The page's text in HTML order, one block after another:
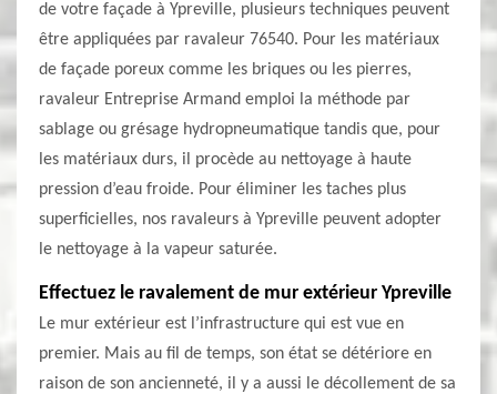
de votre façade à Ypreville, plusieurs techniques peuvent
être appliquées par ravaleur 76540. Pour les matériaux
de façade poreux comme les briques ou les pierres,
ravaleur Entreprise Armand emploi la méthode par
sablage ou grésage hydropneumatique tandis que, pour
les matériaux durs, il procède au nettoyage à haute
pression d’eau froide. Pour éliminer les taches plus
superficielles, nos ravaleurs à Ypreville peuvent adopter
le nettoyage à la vapeur saturée.
Effectuez le ravalement de mur extérieur Ypreville
Le mur extérieur est l’infrastructure qui est vue en
premier. Mais au fil de temps, son état se détériore en
raison de son ancienneté, il y a aussi le décollement de sa